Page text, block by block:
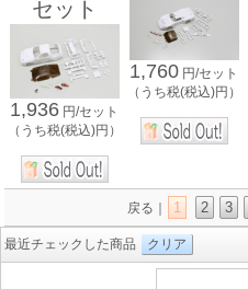
セット
1,936 円/セット
（うち税(税込)円）
1,760 円/セット
（うち税(税込)円）
戻る｜ 1 2 3
最近チェックした商品 クリア